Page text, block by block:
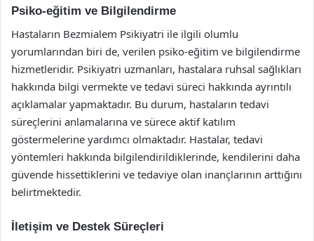
Psiko-eğitim ve Bilgilendirme
Hastaların Bezmialem Psikiyatri ile ilgili olumlu
yorumlarından biri de, verilen psiko-eğitim ve bilgilendirme
hizmetleridir. Psikiyatri uzmanları, hastalara ruhsal sağlıkları
hakkında bilgi vermekte ve tedavi süreci hakkında ayrıntılı
açıklamalar yapmaktadır. Bu durum, hastaların tedavi
süreçlerini anlamalarına ve sürece aktif katılım
göstermelerine yardımcı olmaktadır. Hastalar, tedavi
yöntemleri hakkında bilgilendirildiklerinde, kendilerini daha
güvende hissettiklerini ve tedaviye olan inançlarının arttığını
belirtmektedir.
İletişim ve Destek Süreçleri